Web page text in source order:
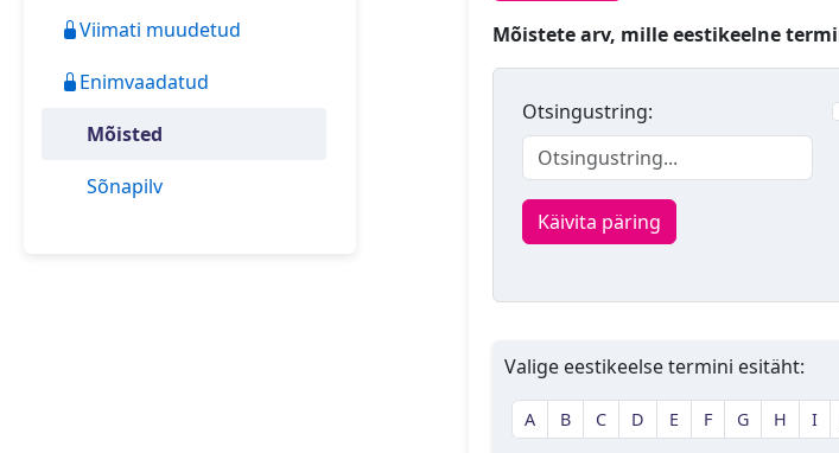
Viimati muudetud
Enimvaadatud
Mõisted
Sõnapilv
Mõistete arv, mille eestikeelne
Otsingustring:
Käivita päring
Valige eestikeelse termini esitäht:
A B C D E F G H I